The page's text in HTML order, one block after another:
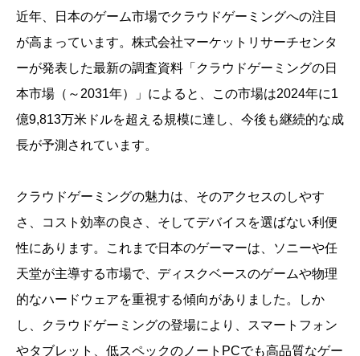
近年、日本のゲーム市場でクラウドゲーミングへの注目
が高まっています。株式会社マーケットリサーチセンタ
ーが発表した最新の調査資料「クラウドゲーミングの日
本市場（～2031年）」によると、この市場は2024年に1
億9,813万米ドルを超える規模に達し、今後も継続的な成
長が予測されています。
クラウドゲーミングの魅力は、そのアクセスのしやす
さ、コスト効率の良さ、そしてデバイスを選ばない利便
性にあります。これまで日本のゲーマーは、ソニーや任
天堂が主導する市場で、ディスクベースのゲームや物理
的なハードウェアを重視する傾向がありました。しか
し、クラウドゲーミングの登場により、スマートフォン
やタブレット、低スペックのノートPCでも高品質なゲー